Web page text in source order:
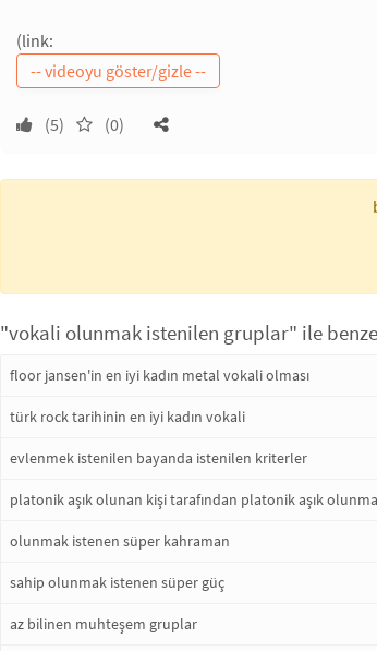
(link:
(5) (0)
"vokali olunmak istenilen gruplar" ile
floor jansen'in en iyi kadın metal vokali olması
türk rock tarihinin en iyi kadın vokali
evlenmek istenilen bayanda istenilen kriterler
platonik aşık olunan kişi tarafından platonik aşık
olunmak istenen süper kahraman
sahip olunmak istenen süper güç
az bilinen muhteşem gruplar